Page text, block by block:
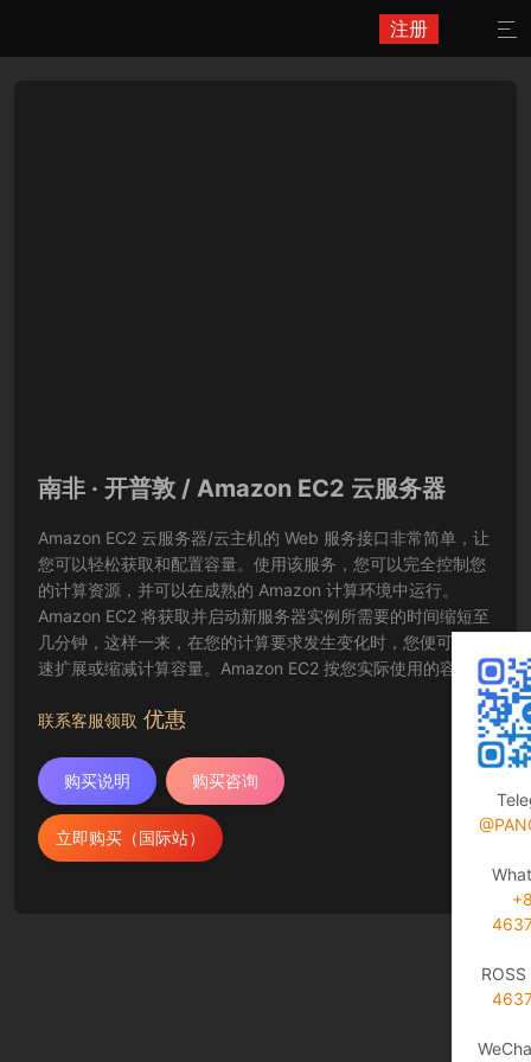
注册 
南非 · 开普敦 / Amazon EC2 云服务器
Amazon EC2 云服务器/云主机的 Web 服务接口非常简单，让
您可以轻松获取和配置容量。使用该服务，您可以完全控制您
的计算资源，并可以在成熟的 Amazon 计算环境中运行。
Amazon EC2 将获取并启动新服务器实例所需要的时间缩短至
几分钟，这样一来，在您的计算要求发生变化时，您便可以快
速扩展或缩减计算容量。Amazon EC2 按您实际使用的容量收
费，改变了计算的成本结算方式。Amazon EC2 云服务器还为
开发人员提供了创建故障恢复应用程序以及排除常见故障情况
联系客服领取 优惠
购买说明 购买咨询
立即购买（国际站）